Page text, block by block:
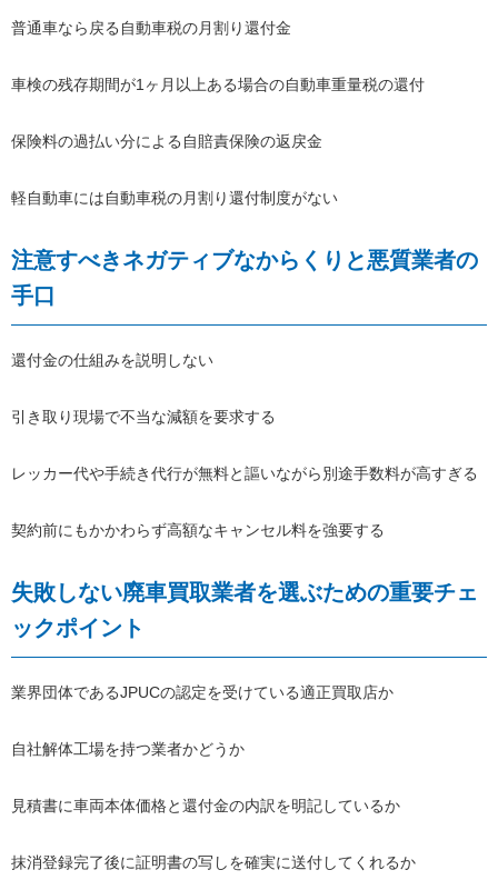
普通車なら戻る自動車税の月割り還付金
車検の残存期間が1ヶ月以上ある場合の自動車重量税の還付
保険料の過払い分による自賠責保険の返戻金
軽自動車には自動車税の月割り還付制度がない
注意すべきネガティブなからくりと悪質業者の
手口
還付金の仕組みを説明しない
引き取り現場で不当な減額を要求する
レッカー代や手続き代行が無料と謳いながら別途手数料が高すぎる
契約前にもかかわらず高額なキャンセル料を強要する
失敗しない廃車買取業者を選ぶための重要チェ
ックポイント
業界団体であるJPUCの認定を受けている適正買取店か
自社解体工場を持つ業者かどうか
見積書に車両本体価格と還付金の内訳を明記しているか
抹消登録完了後に証明書の写しを確実に送付してくれるか